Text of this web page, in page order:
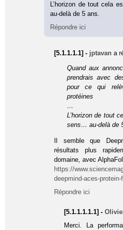
L’horizon de tout cela
au-delà de 5 ans.
Répondre ici
[5.1.1.1.1] - jptavan a
Quand aux
prendrais avec
pour ce qui
protéines
…
L’horizon de tout
sens… au-delà de
Il semble que
résultats plus
domaine, avec
https://
deepmind-aces-protein-
Répondre ici
[5.1.1.1.1.1] -
Merci. La